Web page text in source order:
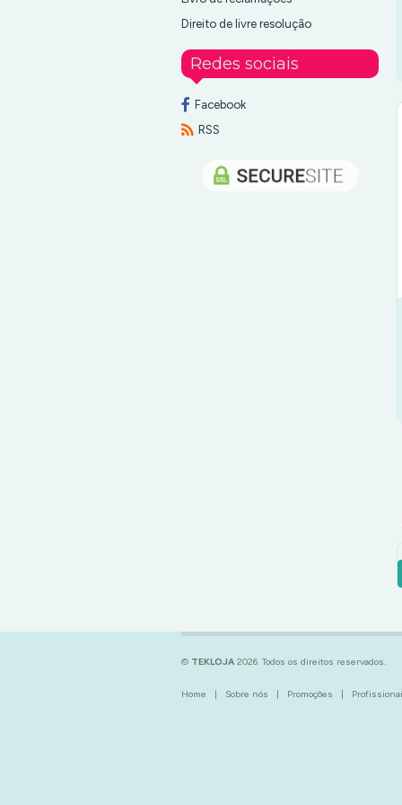
Direito de livre resolução
Redes sociais
Facebook
RSS
© TEKLOJA 2026. Todos os direitos reservados.
Home | Sobre nós | Promoções |